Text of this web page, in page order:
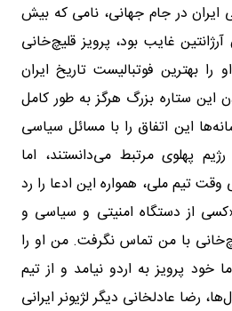
در جام جهانی، نامی که بیش
غایب بود، پرویز قلیچ‌خانی
را بهترین فوتبالیست تاریخ ایران
ستاره بزرگ هرگز به طور کامل
این اتفاق را با مسائل سیاسی
پهلوی مرتبط می‌دانستند، اما
تیم ملی، همواره این ادعا را رد
از دستگاه امنیتی و سیاسی و
با من تماس نگرفت. من او را
خود پرویز به اردو نیامد و از تیم
رضا عادلخانی دیگر لژیونر ایرانی